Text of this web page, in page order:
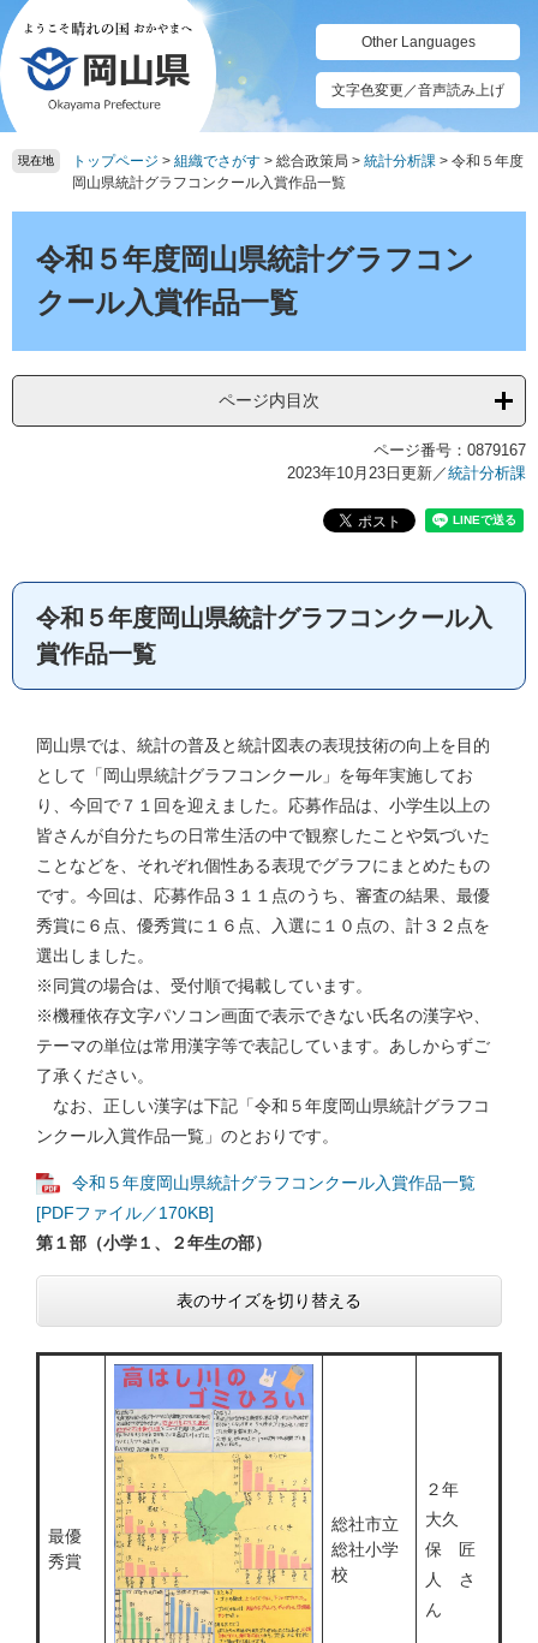
ペ
ー
ジ
の
先
頭
メ
ニ
ュ
ー
を
飛
て
Other Languages
文字色変更／音声読み上げ
現在地 トップページ > 組織でさがす > 総合政策局 > 統計分析課 > 令和５年度
岡山県統計グラフコンクール入賞作品一覧
令和５年度岡山県統計グラフコン
クール入賞作品一覧
ページ内目次
ページ番号：0879167
2023年10月23日更新／統計分析課
令和５年度岡山県統計グラフコンクール入
賞作品一覧
岡山県では、統計の普及と統計図表の表現技術の向上を目的
として「岡山県統計グラフコンクール」を毎年実施してお
り、今回で７１回を迎えました。応募作品は、小学生以上の
皆さんが自分たちの日常生活の中で観察したことや気づいた
ことなどを、それぞれ個性ある表現でグラフにまとめたもの
です。今回は、応募作品３１１点のうち、審査の結果、最優
秀賞に６点、優秀賞に１６点、入選に１０点の、計３２点を
選出しました。
※同賞の場合は、受付順で掲載しています。
※機種依存文字パソコン画面で表示できない氏名の漢字や、
テーマの単位は常用漢字等で表記しています。あしからずご
了承ください。
なお、正しい漢字は下記「令和５年度岡山県統計グラフコ
ンクール入賞作品一覧」のとおりです。
令和５年度岡山県統計グラフコンクール入賞作品一覧
[PDFファイル／170KB]
第１部（小学１、２年生の部）
表のサイズを切り替える
最優
秀賞
総社市立
総社小学
校
２年
大久
保 匠
人 さ
ん